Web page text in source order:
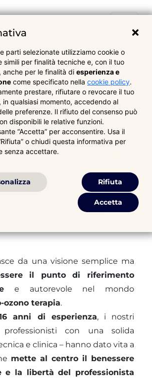
da una visione semplice ma
il punto di riferimento
e autorevole nel mondo
ozono terapia.
anni di esperienza, i nostri
con una solida
e clinica – hanno dato vita a
mette al centro il benessere
e la libertà del professionista
parti selezionate utilizziamo cookie o
simili per finalità tecniche e, con il tuo
anche per le finalità di esperienza e
come specificato nella cookie policy.
prestare, rifiutare o revocare il tuo
in qualsiasi momento, accedendo al
preferenze. Il rifiuto del consenso può
disponibili le relative funzioni.
“Accetta” per acconsentire. Usa il
o chiudi questa informativa per
senza accettare.
Rifiuta
Accetta